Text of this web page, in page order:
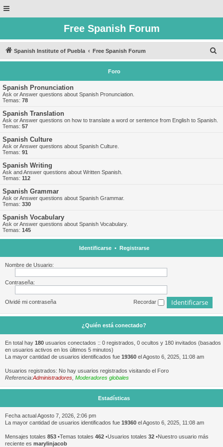
Free Spanish Forum
Spanish Institute of Puebla Free Spanish Forum
u
Foro
Spanish Pronunciation
Ask or Answer questions about Spanish Pronunciation.
Temas: 78
Spanish Translation
Ask or Answer questions on how to translate a word or sentence from English to Spanish.
Temas: 57
Spanish Culture
Ask or Answer questions about Spanish Culture.
Temas: 91
Spanish Writing
Ask and Answer questions about Written Spanish.
Temas: 112
Spanish Grammar
Ask or Answer questions about Spanish Grammar.
Temas: 330
Spanish Vocabulary
Ask or Answer questions about Spanish Vocabulary.
Temas: 145
Identificarse• Registrarse
Nombre de Usuario:
Contraseña:
Olvidé mi contraseña Recordar
¿Quién está conectado?
En total hay 180 usuarios conectados :: 0 registrados, 0 ocultos y 180 invitados (basados
en usuarios activos en los últimos 5 minutos)
La mayor cantidad de usuarios identificados fue 19360 el Agosto 6, 2025, 11:08 am
Usuarios registrados: No hay usuarios registrados visitando el Foro
Referencia:Administradores Moderadores globales
Estadísticas
Fecha actual Agosto 7, 2026, 2:06 pm
La mayor cantidad de usuarios identificados fue 19360 el Agosto 6, 2025, 11:08 am
Mensajes totales 853 •Temas totales 462 •Usuarios totales 32 •Nuestro usuario más
reciente es marylinjacob